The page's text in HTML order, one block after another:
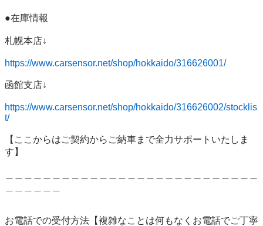
●在庫情報
札幌本店↓
https://www.carsensor.net/shop/hokkaido/316626001/
函館支店↓
https://www.carsensor.net/shop/hokkaido/316626002/stocklis
t/
【ここからはご契約からご納車まで全力サポートいたしま
す】
お電話での受付方法【複雑なことは何もなくお電話でご丁寧